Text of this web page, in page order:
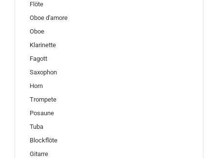
Flöte
Oboe d'amore
Oboe
Klarinette
Fagott
Saxophon
Horn
Trompete
Posaune
Tuba
Blockflöte
Gitarre